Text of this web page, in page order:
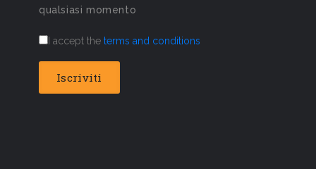
qualsiasi momento
I accept the terms and conditions